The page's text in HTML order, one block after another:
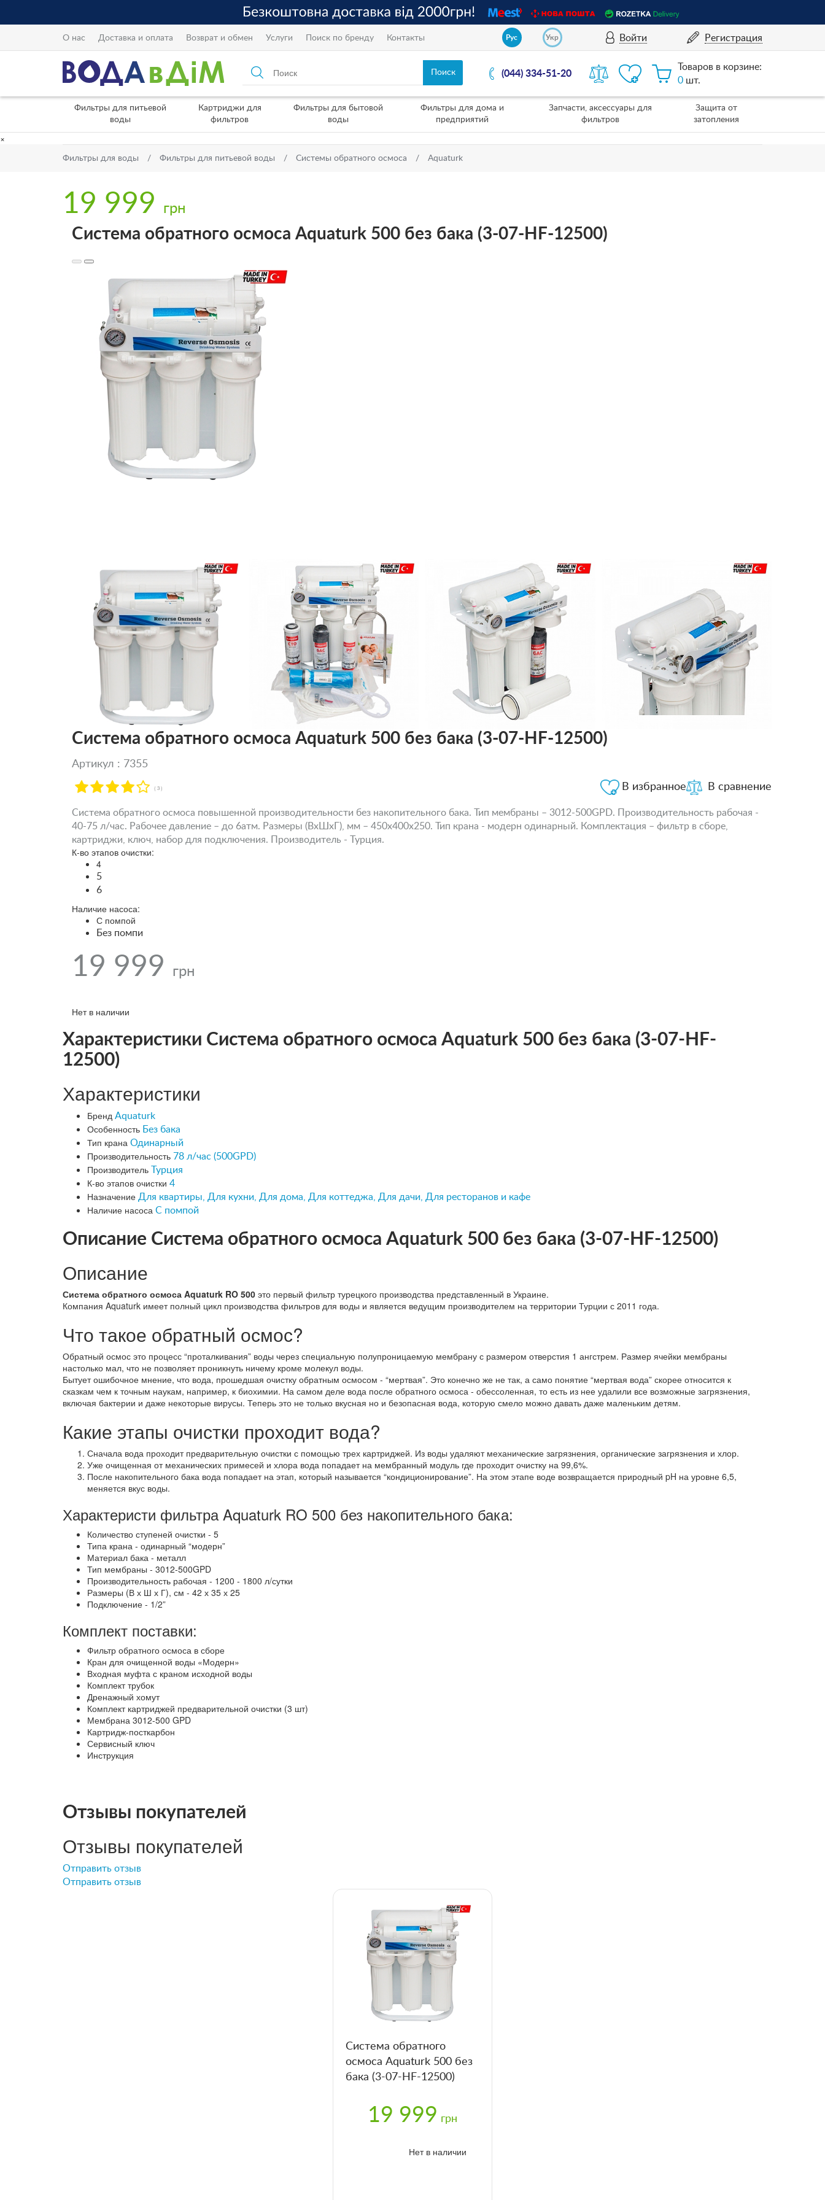
О нас Доставка и оплата Возврат и обмен Услуги Поиск по бренду Контакты Рус Укр Войти Регистрация
(044) 334-51-20
Товаров в корзине:
0 шт.
Фильтры для питьевой
воды
Картриджи для
фильтров
Фильтры для бытовой
воды
Фильтры для дома и
предприятий
Запчасти, аксессуары для
фильтров
Защита от
затопления
×
Фильтры для воды Фильтры для питьевой воды Системы обратного осмоса Aquaturk
19 999 грн
Система обратного осмоса Aquaturk 500 без бака (3-07-HF-12500)
Система обратного осмоса Aquaturk 500 без бака (3-07-HF-12500)
Артикул : 7355
( 3 ) В сравнение
В избранное
Система обратного осмоса повышенной производительности без накопительного бака. Тип мембраны – 3012-500GPD. Производительность рабочая -
40-75 л/час. Рабочее давление – до 6атм. Размеры (ВхШхГ), мм – 450х400х250. Тип крана - модерн одинарный. Комплектация – фильтр в сборе,
картриджи, ключ, набор для подключения. Производитель - Турция.
К-во этапов очистки:
4
5
6
Наличие насоса:
С помпой
Без помпи
19 999 грн
Нет в наличии
Характеристики Система обратного осмоса Aquaturk 500 без бака (3-07-HF-
12500)
Характеристики
Бренд Aquaturk
Особенность Без бака
Тип крана Одинарный
Производительность 78 л/час (500GPD)
Производитель Турция
К-во этапов очистки 4
Назначение Для квартиры, Для кухни, Для дома, Для коттеджа, Для дачи, Для ресторанов и кафе
Наличие насоса С помпой
Описание Система обратного осмоса Aquaturk 500 без бака (3-07-HF-12500)
Описание
Система обратного осмоса Aquaturk RO 500 это первый фильтр турецкого производства представленный в Украине.
Компания Aquaturk имеет полный цикл производства фильтров для воды и является ведущим производителем на территории Турции с 2011 года.
Что такое обратный осмос?
Обратный осмос это процесс “проталкивания” воды через специальную полупроницаемую мембрану с размером отверстия 1 ангстрем. Размер ячейки мембраны
настолько мал, что не позволяет проникнуть ничему кроме молекул воды.
Бытует ошибочное мнение, что вода, прошедшая очистку обратным осмосом - “мертвая”. Это конечно же не так, а само понятие “мертвая вода” скорее относится к
сказкам чем к точным наукам, например, к биохимии. На самом деле вода после обратного осмоса - обессоленная, то есть из нее удалили все возможные загрязнения,
включая бактерии и даже некоторые вирусы. Теперь это не только вкусная но и безопасная вода, которую смело можно давать даже маленьким детям.
Какие этапы очистки проходит вода?
Сначала вода проходит предварительную очистки с помощью трех картриджей. Из воды удаляют механические загрязнения, органические загрязнения и хлор.
Уже очищенная от механических примесей и хлора вода попадает на мембранный модуль где проходит очистку на 99,6%.
После накопительного бака вода попадает на этап, который называется “кондиционирование”. На этом этапе воде возвращается природный pH на уровне 6,5,
меняется вкус воды.
Характеристи фильтра Aquaturk RO 500 без накопительного бака:
Количество ступеней очистки - 5
Типа крана - одинарный “модерн”
Материал бака - металл
Тип мембраны - 3012-500GPD
Производительность рабочая - 1200 - 1800 л/сутки
Размеры (В х Ш х Г), см - 42 х 35 х 25
Подключение - 1/2”
Комплект поставки:
Фильтр обратного осмоса в сборе
Кран для очищенной воды «Модерн»
Входная муфта с краном исходной воды
Комплект трубок
Дренажный хомут
Комплект картриджей предварительной очистки (3 шт)
Мембрана 3012-500 GPD
Картридж-посткарбон
Сервисный ключ
Инструкция
Отзывы покупателей
Отзывы покупателей
Отправить отзыв
Отправить отзыв
Система обратного
осмоса Aquaturk 500 без
бака (3-07-HF-12500)
19 999 грн
Нет в наличии